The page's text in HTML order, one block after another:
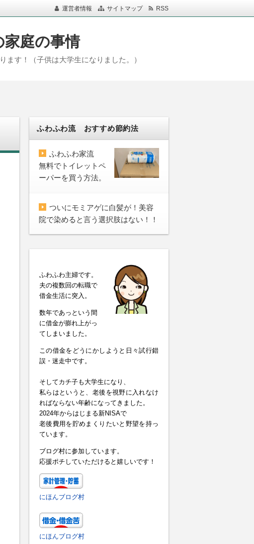
運営者情報 サイトマップ RSS
庭の事情
す！（子供は大学生になりました。）
ふわふわ流 おすすめ節約法
ふわふわ家流
無料でトイレットペ
ーパーを買う方法。
ついにモミアゲに白髪が！美容
院で染めると言う選択肢はない！！
ふわふわ主婦です。
夫の複数回の転職で
借金生活に突入。
数年であっという間
に借金が膨れ上がっ
てしまいました。
この借金をどうにかしようと日々試行錯
誤・迷走中です。
そしてカチ子も大学生になり、
私らはというと、老後を視野に入れなけ
ればならない年齢になってきました。
2024年からはじまる新NISAで
老後費用を貯めまくりたいと野望を持っ
ています。
ブログ村に参加しています。
応援ポチしていただけると嬉しいです！
にほんブログ村
にほんブログ村